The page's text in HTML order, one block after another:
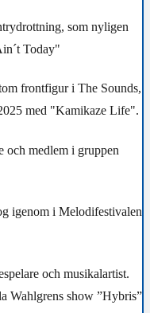
som nyligen
Today"
frontfigur i The Sounds,
med "Kamikaze Life".
och medlem i gruppen
igenom i Melodifestivalen
och musikalartist.
Wahlgrens show ”Hybris”